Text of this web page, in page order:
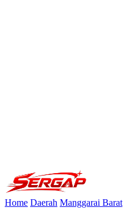
Home Daerah Manggarai Barat